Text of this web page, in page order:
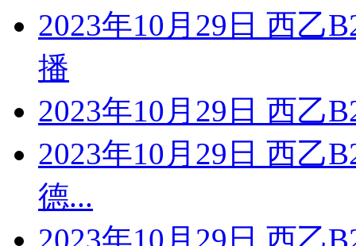
2023年10月29日 西乙
播
2023年10月29日 西乙
2023年10月29日 西乙
德...
2023年10月29日 西乙